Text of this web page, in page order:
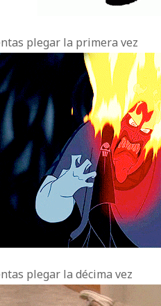
plegar la primera vez
plegar la décima vez